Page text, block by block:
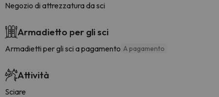
Negozio di attrezzatura da sci
Armadietto per gli sci
Armadietti per gli sci a pagamento A pagamento
Attività
Sciare